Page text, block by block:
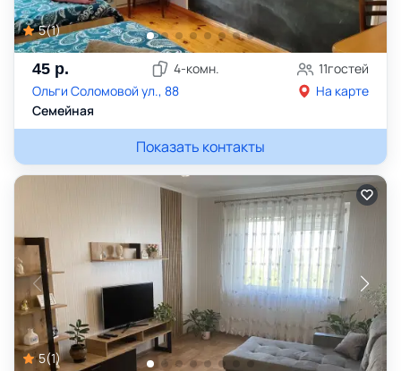
5(1)
45 р. 4-комн. 11гостей
Ольги Соломовой ул., 88
На карте
Семейная
Показать контакты
5(1)